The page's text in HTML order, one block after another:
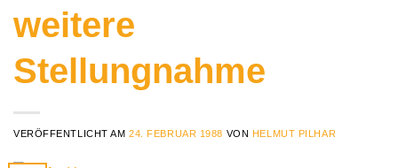
weitere
Stellungnahme
VERÖFFENTLICHT AM24. FEBRUAR 1988 VON HELMUT PILHAR